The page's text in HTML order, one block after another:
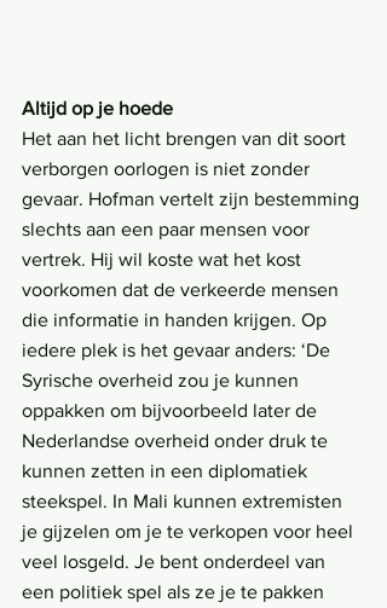
Altijd op je hoede
Het aan het licht brengen van dit soort
verborgen oorlogen is niet zonder
gevaar. Hofman vertelt zijn bestemming
slechts aan een paar mensen voor
vertrek. Hij wil koste wat het kost
voorkomen dat de verkeerde mensen
die informatie in handen krijgen. Op
iedere plek is het gevaar anders: ‘De
Syrische overheid zou je kunnen
oppakken om bijvoorbeeld later de
Nederlandse overheid onder druk te
kunnen zetten in een diplomatiek
steekspel. In Mali kunnen extremisten
je gijzelen om je te verkopen voor heel
veel losgeld. Je bent onderdeel van
een politiek spel als ze je te pakken